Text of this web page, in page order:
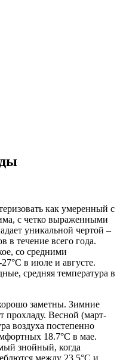
как умеренный с
с четко выраженными
уникальной чертой –
в течение всего года.
со средними
в июле и августе.
средняя температура в
заметны. Зимние
прохладу. Весной (март-
воздуха постепенно
18.7°C в мае.
знойный, когда
между 23.5°C и